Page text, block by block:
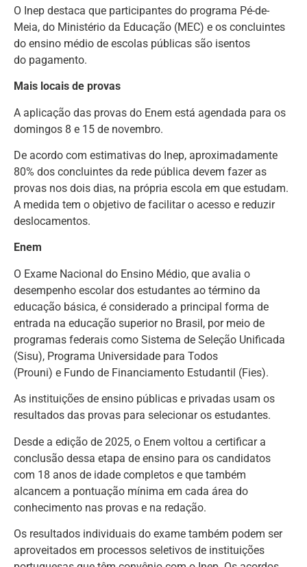
O Inep destaca que participantes do programa Pé-de-
Meia, do Ministério da Educação (MEC) e os concluintes
do ensino médio de escolas públicas são isentos
do pagamento.
Mais locais de provas
A aplicação das provas do Enem está agendada para os
domingos 8 e 15 de novembro.
De acordo com estimativas do Inep, aproximadamente
80% dos concluintes da rede pública devem fazer as
provas nos dois dias, na própria escola em que estudam.
A medida tem o objetivo de facilitar o acesso e reduzir
deslocamentos.
Enem
O Exame Nacional do Ensino Médio, que avalia o
desempenho escolar dos estudantes ao término da
educação básica, é considerado a principal forma de
entrada na educação superior no Brasil, por meio de
programas federais como Sistema de Seleção Unificada
(Sisu), Programa Universidade para Todos
(Prouni) e Fundo de Financiamento Estudantil (Fies).
As instituições de ensino públicas e privadas usam os
resultados das provas para selecionar os estudantes.
Desde a edição de 2025, o Enem voltou a certificar a
conclusão dessa etapa de ensino para os candidatos
com 18 anos de idade completos e que também
alcancem a pontuação mínima em cada área do
conhecimento nas provas e na redação.
Os resultados individuais do exame também podem ser
aproveitados em processos seletivos de instituições